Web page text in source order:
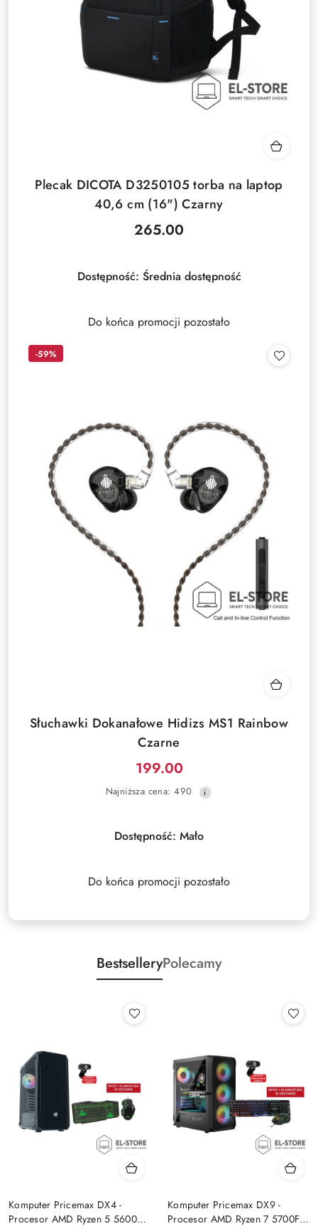
Plecak DICOTA D3250105 torba na laptop
40,6 cm (16") Czarny
Cena:
265.00
Dostępność: Średnia dostępność
Do końca promocji pozostało
Słuchawki Dokanałowe Hidizs MS1 Rainbow
Czarne
Cena
promocyjna:
199.00
Najniższa
30
dni
Najniższa cena: 490
-59%
Dostępność: Mało
Do końca promocji pozostało
BestselleryPolecamy
Komputer Pricemax DX4 -
Procesor AMD Ryzen 5 5600G
Komputer Pricemax DX9 -
Procesor AMD Ryzen 7 5700F |